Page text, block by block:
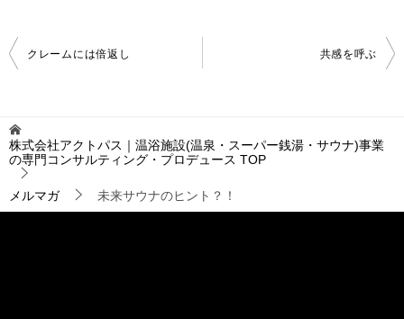
投
稿
ゲ
ー
シ
ョ
ン
クレームには倍返し 共感を呼ぶ
株式会社アクトパス｜温浴施設(温泉・スーパー銭湯・サウナ)事業
の専門コンサルティング・プロデュース TOP
メルマガ 未来サウナのヒント？！